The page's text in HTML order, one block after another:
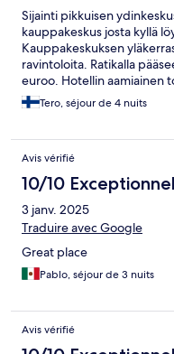
Sijainti pikkuisen
kauppakeskus josta kyllä
Kauppakeskuksen
ravintoloita. Ratikalla
euroo. Hotellin aamiainen
Pieni kuntosali mutta hyvin
Tero, séjour de 4 nuits
Avis vérifié
10/10 Exceptionnel
3 janv. 2025
Traduire avec Google
Great place
Pablo, séjour de 3 nuits
Avis vérifié